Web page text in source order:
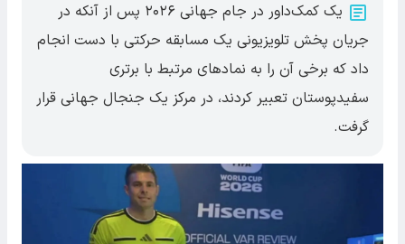
یک کمک‌داور در جام جهانی ۲۰۲۶ پس از آنکه در
جریان پخش تلویزیونی یک مسابقه حرکتی با دست انجام
داد که برخی آن را به نمادهای مرتبط با برتری
سفیدپوستان تعبیر کردند، در مرکز یک جنجال جهانی قرار
گرفت.